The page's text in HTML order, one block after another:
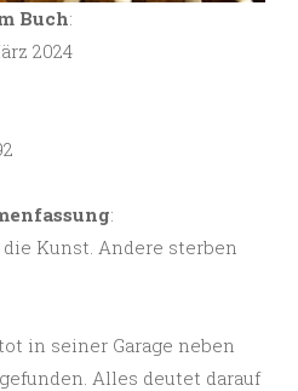
Buch:
2024
:
die Kunst. Andere sterben
in seiner Garage neben
Alles deutet darauf